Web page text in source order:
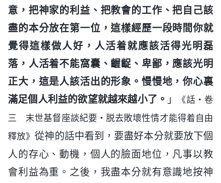
意，把神家的利益、把教會的工作、把自己該
盡的本分放在第一位，這樣經歷一段時間你就
覺得這樣做人好，人活着就應該活得光明磊
落，人活着不能窩囊、齷齪、卑鄙，應該光明
正大，這是人該活出的形象。慢慢地，你心裏
滿足個人利益的欲望就越來越小了。 」
《話・卷
三 末世基督座談紀要・脱去敗壞性情才能得着自由
釋放》從神的話中看到，要盡好本分就要放下個
人的存心、動機，個人的臉面地位，凡事以教
會利益為重。之後，我盡本分就有意識地按神